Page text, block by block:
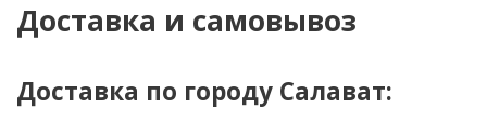
Доставка и самовывоз
Доставка по городу Салават: